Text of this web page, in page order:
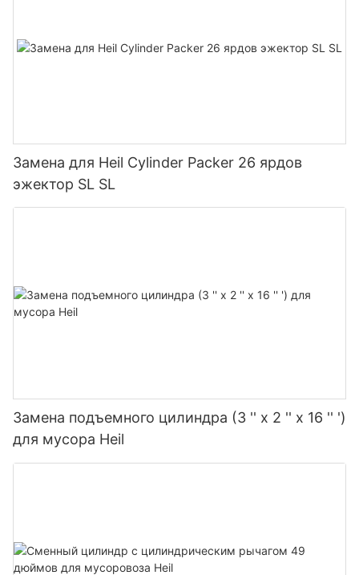
Замена для Heil Cylinder Packer 26 ярдов
эжектор SL SL
Замена подъемного цилиндра (3 '' x 2 '' x 16 '' ')
для мусора Heil